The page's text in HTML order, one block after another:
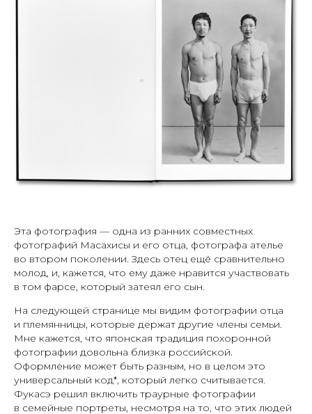
Эта фотография — одна из ранних совместных
фотографий Масахисы и его отца, фотографа ателье
во втором поколении. Здесь отец ещё сравнительно
молод, и, кажется, что ему даже нравится участвовать
в том фарсе, который затеял его сын.
На следующей странице мы видим фотографии отца
и племянницы, которые держат другие члены семьи.
Мне кажется, что японская традиция похоронной
фотографии довольна близка российской.
Оформление может быть разным, но в целом это
универсальный код*, который легко считывается.
Фукасэ решил включить траурные фотографии
в семейные портреты, несмотря на то, что этих людей